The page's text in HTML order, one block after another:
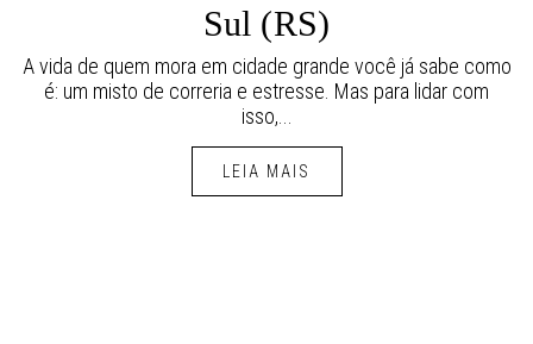
Sul (RS)
A vida de quem mora em cidade grande você já sabe como
é: um misto de correria e estresse. Mas para lidar com
isso,...
LEIA MAIS